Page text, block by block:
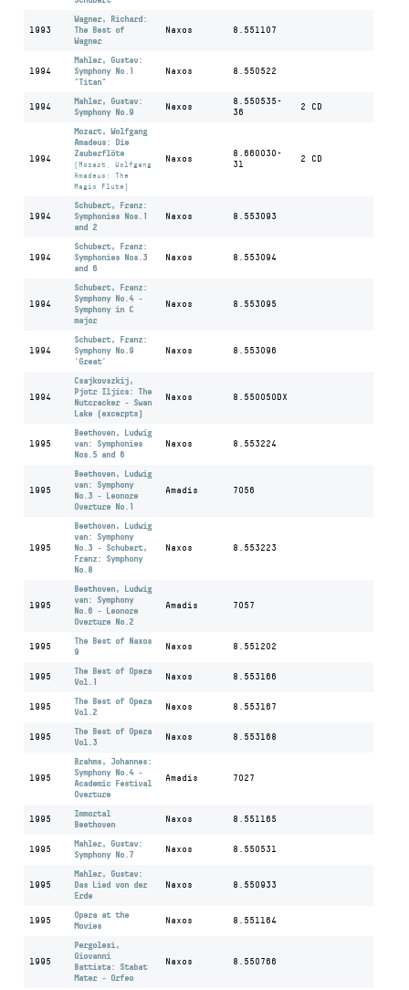
1993
Wagner, Richard:
The Best of
Wagner
Naxos 8.551107
1994
Mahler, Gustav:
Symphony No.1
"Titan"
Naxos 8.550522
1994
Mahler, Gustav:
Symphony No.9
Naxos
8.550535-
36
2 CD
1994
Mozart, Wolfgang
Amadeus: Die
Zauberflöte
(Mozart, Wolfgang
Amadeus: The
Magic Flute)
Naxos
8.660030-
31
2 CD
1994
Schubert, Franz:
Symphonies Nos.1
and 2
Naxos 8.553093
1994
Schubert, Franz:
Symphonies Nos.3
and 6
Naxos 8.553094
1994
Schubert, Franz:
Symphony No.4 -
Symphony in C
major
Naxos 8.553095
1994
Schubert, Franz:
Symphony No.9
'Great'
Naxos 8.553096
1994
Csajkovszkij,
Pjotr Iljics: The
Nutcracker - Swan
Lake (excerpts)
Naxos 8.550050DX
1995
Beethoven, Ludwig
van: Symphonies
Nos.5 and 6
Naxos 8.553224
1995
Beethoven, Ludwig
van: Symphony
No.3 - Leonore
Overture No.1
Amadis 7056
1995
Beethoven, Ludwig
van: Symphony
No.3 - Schubert,
Franz: Symphony
No.8
Naxos 8.553223
1995
Beethoven, Ludwig
van: Symphony
No.6 - Leonore
Overture No.2
Amadis 7057
1995
The Best of Naxos
9
Naxos 8.551202
1995
The Best of Opera
Vol.1
Naxos 8.553166
1995
The Best of Opera
Vol.2
Naxos 8.553167
1995
The Best of Opera
Vol.3
Naxos 8.553168
1995
Brahms, Johannes:
Symphony No.4 -
Academic Festival
Overture
Amadis 7027
1995
Immortal
Beethoven
Naxos 8.551165
1995
Mahler, Gustav:
Symphony No.7
Naxos 8.550531
1995
Mahler, Gustav:
Das Lied von der
Erde
Naxos 8.550933
1995
Opera at the
Movies
Naxos 8.551164
1995
Pergolesi,
Giovanni
Battista: Stabat
Mater - Orfeo
Naxos 8.550766